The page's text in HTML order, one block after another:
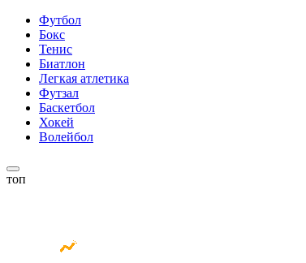
Футбол
Бокс
Тенис
Биатлон
Легкая атлетика
Футзал
Баскетбол
Хокей
Волейбол
топ